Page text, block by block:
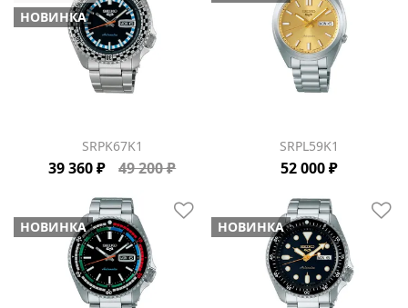
НОВИНКА
SRPK67K1
39 360 ₽ 49 200 ₽
SRPL59K1
52 000 ₽
НОВИНКА НОВИНКА